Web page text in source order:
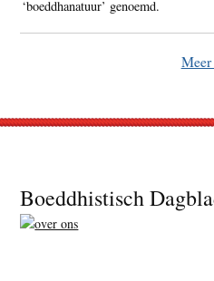
‘boeddhanatuur’ genoemd.
Footer
Boeddhistisch